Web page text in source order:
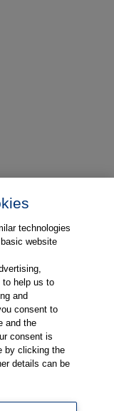
technologies
website
to help us to
and
consent to
and the
consent is
by clicking the
details can be